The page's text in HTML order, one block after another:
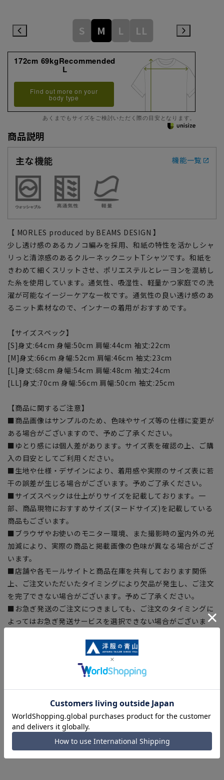
S M L LL
172cm 69kgRecommended
L
Find out more on your
body type
あくまでもサイズをご検討いただく際の目安となります。
商品説明
主な機能
機能一覧
【 MORLES produced by BEAMS DESIGN 】
少し透け感のあるカノコ編みを採用、和紙の特性を活かしシャ
リっと清涼感のあるクルーネックニットTシャツです。和紙を
きわめて細くスリットさせ、ポリエステルとレーヨンを混紡し
た糸を使用しています。通気性、吸湿性、軽量かつ家庭での洗
濯が可能なイージーケアな一枚です。通気性の良い透け感のあ
るニット素材なので、インナーの着用がおすすめです。
【サイズスペック】
[S]身丈:64cm 身幅:50cm 肩幅:44cm 袖丈:22cm
[M]身丈:66cm 身幅:52cm 肩幅:46cm 袖丈:23cm
[L]身丈:68cm 身幅:54cm 肩幅:48cm 袖丈:24cm
[LL]身丈:70cm 身幅:56cm 肩幅:50cm 袖丈:25cm
【商品に関するご注意】
■商品画像はサンプルのため、色味やサイズ等の仕様に変更が
ある場合がございますので、予めご了承ください。
■ゆとり感には個人差があります。サイズ表を確認の上、ご購
入の目安としてご利用ください。
■生地や仕様・デザインにより、着用感や実際のサイズ表に若
干の誤差が生じる場合がございます。予めご了承ください。
■サイズスペックは仕上がりサイズを記載しております。一
部、商品現物におすすめサイズ(ヌードサイズ)を記載している
商品もございます。
■ブラウザやお使いのモニター環境、また撮影時の室内外の光
加減により、実際の商品と掲載画像の色味が異なる場合がござ
います。
■店舗や各モールサイトと商品在庫を共有しております関係
上、ご注文いただいたタイミングにより欠品が発生し、ご注文
を完了できない場合がございます。予めご了承ください。
■お急ぎ発送のご注文につきましても、ご注文のタイミングに
よってはお急ぎ発送サービスを選択できない場合がございま